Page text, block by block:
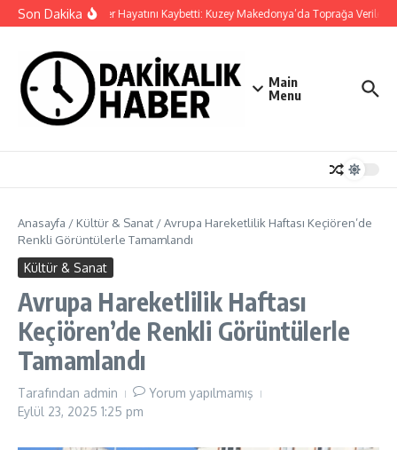
İçeriğe atla
Son DakikaCansever Hayatını Kaybetti: Kuzey Makedonya’da Toprağa Verilecek
Main
Menu
Anasayfa / Kültür & Sanat /Avrupa Hareketlilik Haftası Keçiören’de
Renkli Görüntülerle Tamamlandı
Kültür & Sanat
Avrupa Hareketlilik Haftası
Keçiören’de Renkli Görüntülerle
Tamamlandı
Tarafından admin
Yorum yapılmamış
Eylül 23, 2025 1:25 pm